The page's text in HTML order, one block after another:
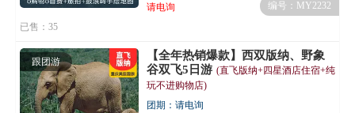
请电询
编号：MY2232
已售：35
跟团游
【全年热销爆款】西双版纳、野象
谷双飞5日游 (直飞版纳+四星酒店住宿+纯
玩不进购物店)
团期：请电询